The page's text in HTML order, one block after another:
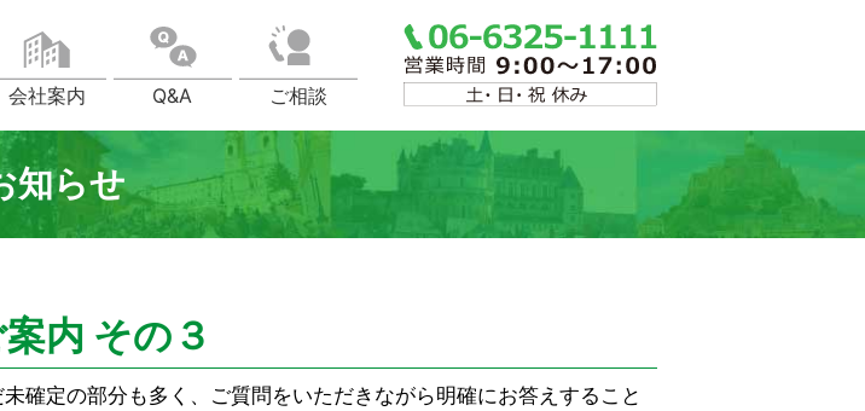
会社案内 Q&A ご相談
知らせ
内 その３
確定の部分も多く、ご質問をいただきながら明確にお答えすること